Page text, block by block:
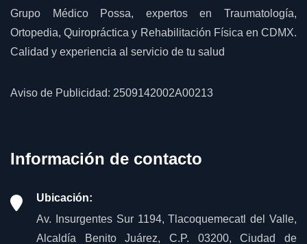
Grupo Médico Possa, expertos en Traumatología,
Ortopedia, Quiropráctica y Rehabilitación Física en CDMX.
Calidad y experiencia al servicio de tu salud
Aviso de Publicidad: 2509142002A00213
Información de contacto
Ubicación:
Av. Insurgentes Sur 1194, Tlacoquemecatl del Valle,
Alcaldía Benito Juárez, C.P. 03200, Ciudad de